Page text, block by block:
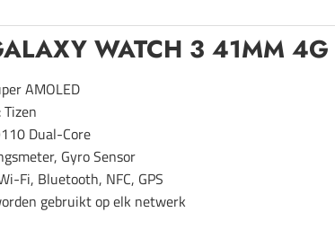
WATCH 3 41MM 4G
AMOLED
Dual-Core
Gyro Sensor
Fi, Bluetooth, NFC, GPS
gebruikt op elk netwerk